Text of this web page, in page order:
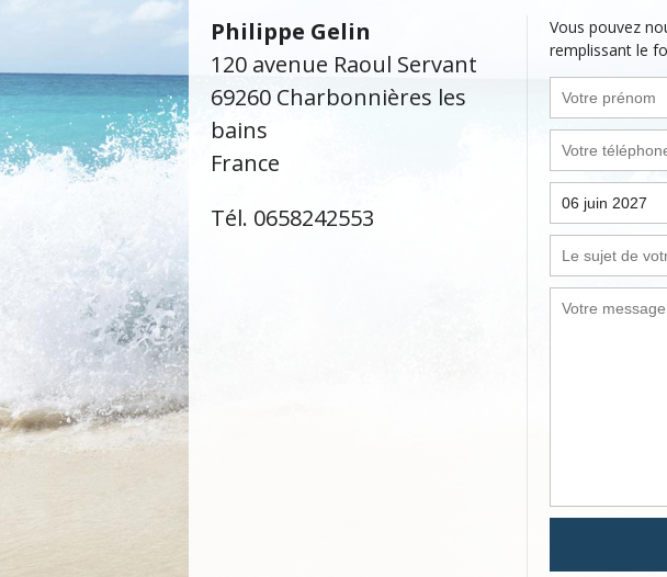
Philippe Gelin
120 avenue Raoul Servant
69260 Charbonnières les
bains
France
Tél. 0658242553
Vous pouvez
remplissant le